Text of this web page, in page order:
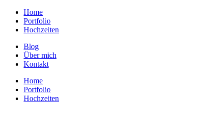
Home
Portfolio
Hochzeiten
Blog
Über mich
Kontakt
Home
Portfolio
Hochzeiten